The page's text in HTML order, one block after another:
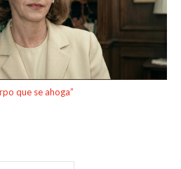
que se ahoga”